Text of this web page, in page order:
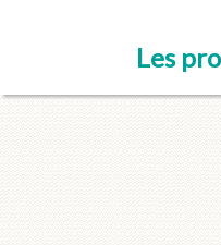
Les